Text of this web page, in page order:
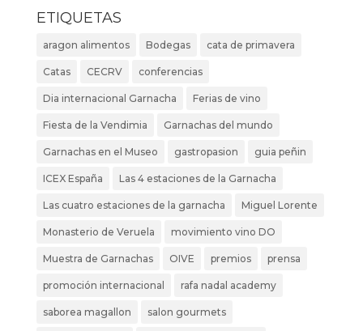
ETIQUETAS
aragon alimentos Bodegas cata de primavera
Catas CECRV conferencias
Dia internacional Garnacha Ferias de vino
Fiesta de la Vendimia Garnachas del mundo
Garnachas en el Museo gastropasion guia peñin
ICEX España Las 4 estaciones de la Garnacha
Las cuatro estaciones de la garnacha Miguel Lorente
Monasterio de Veruela movimiento vino DO
Muestra de Garnachas OIVE premios prensa
promoción internacional rafa nadal academy
saborea magallon salon gourmets